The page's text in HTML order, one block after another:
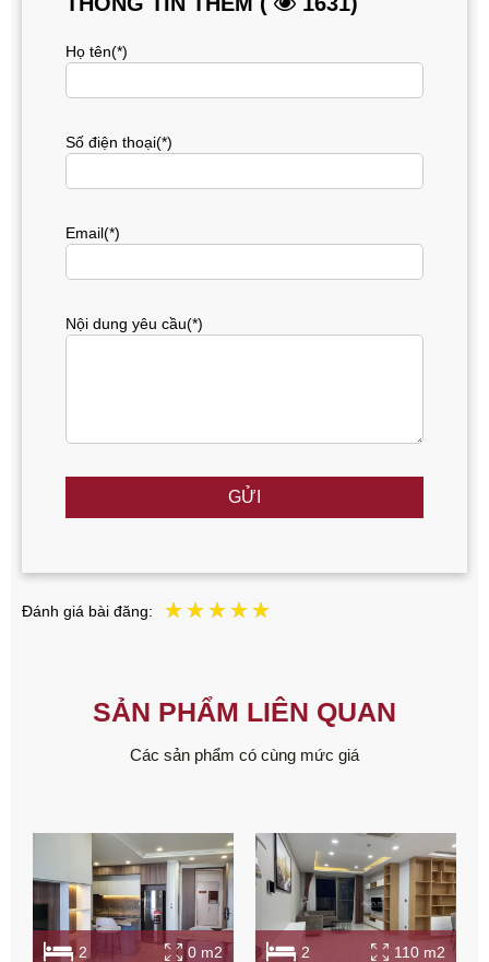
Họ tên(*)
Số điện thoại(*)
Email(*)
Nội dung yêu cầu(*)
GỬI
Đánh giá bài đăng:
SẢN PHẨM LIÊN QUAN
Các sản phẩm có cùng mức giá
2 0 m2 2 110 m2